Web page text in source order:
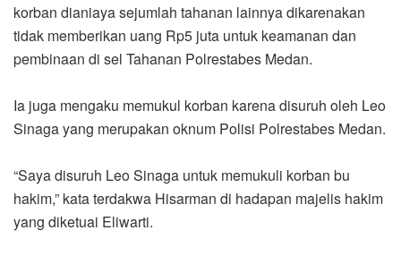
korban dianiaya sejumlah tahanan lainnya dikarenakan
tidak memberikan uang Rp5 juta untuk keamanan dan
pembinaan di sel Tahanan Polrestabes Medan.
Ia juga mengaku memukul korban karena disuruh oleh Leo
Sinaga yang merupakan oknum Polisi Polrestabes Medan.
“Saya disuruh Leo Sinaga untuk memukuli korban bu
hakim,” kata terdakwa Hisarman di hadapan majelis hakim
yang diketuai Eliwarti.